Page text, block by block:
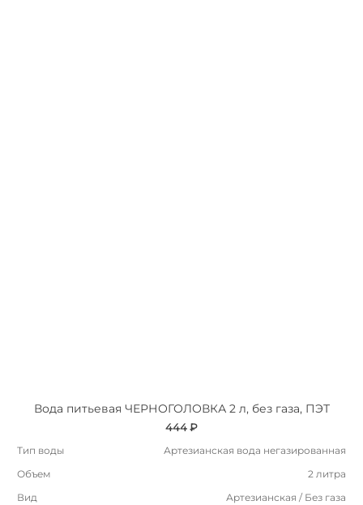
Вода питьевая ЧЕРНОГОЛОВКА 2 л, без газа, ПЭТ
444 ₽
Тип воды
Артезианская вода негазированная
Объем
2 литра
Вид
Артезианская / Без газа